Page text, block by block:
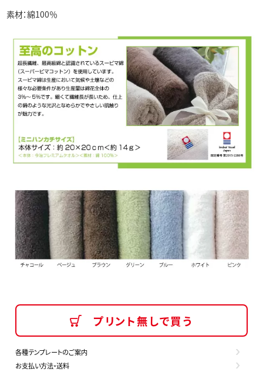
素材：綿100％
プリント無しで買う
各種テンプレートのご案内
お支払い方法・送料